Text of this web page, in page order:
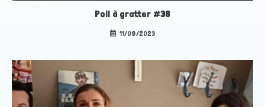
Poil à gratter #38
11/09/2023